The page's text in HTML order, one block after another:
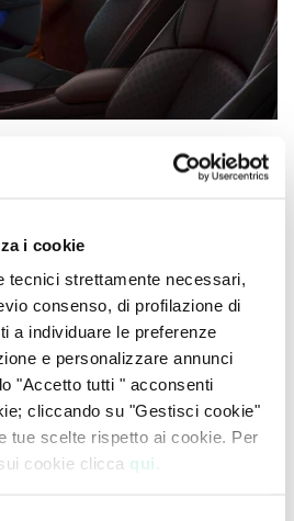
i cookie
tecnici strettamente necessari,
consenso, di profilazione di
a individuare le preferenze
e personalizzare annunci
"Accetto tutti " acconsenti
cliccando su "Gestisci cookie"
tue scelte rispetto ai cookie. Per
cookie clicca qui.
con ampio schermo (8”) con
e nuova piattaforma di
multimediale
con funzioni che permettono
tattile alcune app dello
CarPlay e Android Auto.
anche le finiture delle
in nappa per le zone di
tecnici per elementi